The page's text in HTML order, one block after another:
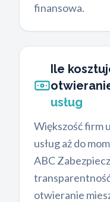
finansowa.
Ile
usług
Większość firm
usług aż do
ABC
otwieranie